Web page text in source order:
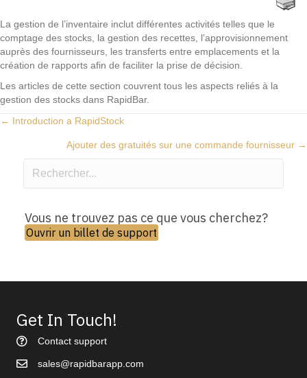
La gestion de l’inventaire inclut différentes activités telles que le
comptage des stocks, la gestion des recettes, l’approvisionnement
auprès des fournisseurs, les transferts entre emplacements et la
création de rapports afin de faciliter la prise de décision.
Les articles de cette section couvrent tous les aspects reliés à la
gestion des stocks dans RapidBar.
Posts
navigation
← Introduction a RapidStock
Ajouter des gratuités sur une commande fournisseur →
Vous ne trouvez pas ce que vous cherchez?
Ouvrir un billet de support
Get In Touch!
Contact support
sales@rapidbarapp.com